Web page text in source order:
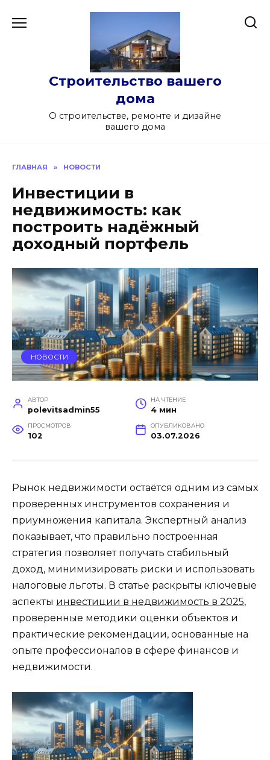
Строительство вашего
дома
О строительстве, ремонте и дизайне
вашего дома
ГЛАВНАЯ » НОВОСТИ
Инвестиции в
недвижимость: как
построить надёжный
доходный портфель
НОВОСТИ
АВТОР
polevitsadmin55
НА ЧТЕНИЕ
4 мин
ПРОСМОТРОВ
102
ОПУБЛИКОВАНО
03.07.2026
Рынок недвижимости остаётся одним из самых
проверенных инструментов сохранения и
приумножения капитала. Экспертный анализ
показывает, что правильно построенная
стратегия позволяет получать стабильный
доход, минимизировать риски и использовать
налоговые льготы. В статье раскрыты ключевые
аспекты инвестиции в недвижимость в 2025,
проверенные методики оценки объектов и
практические рекомендации, основанные на
опыте профессионалов в сфере финансов и
недвижимости.